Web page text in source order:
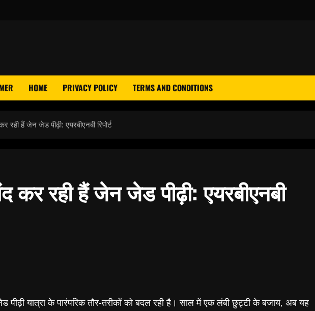
HOME PRIVACY POLICY TERMS AND CONDITIONS
रही हैं जेन जेड पीढ़ी: एयरबीएनबी रिपोर्ट
कर रही हैं जेन जेड पीढ़ी: एयरबीएनबी
पीढ़ी यात्रा के पारंपरिक तौर-तरीकों को बदल रही है।साल में एक लंबी छुट्टी के बजाय, अब यह